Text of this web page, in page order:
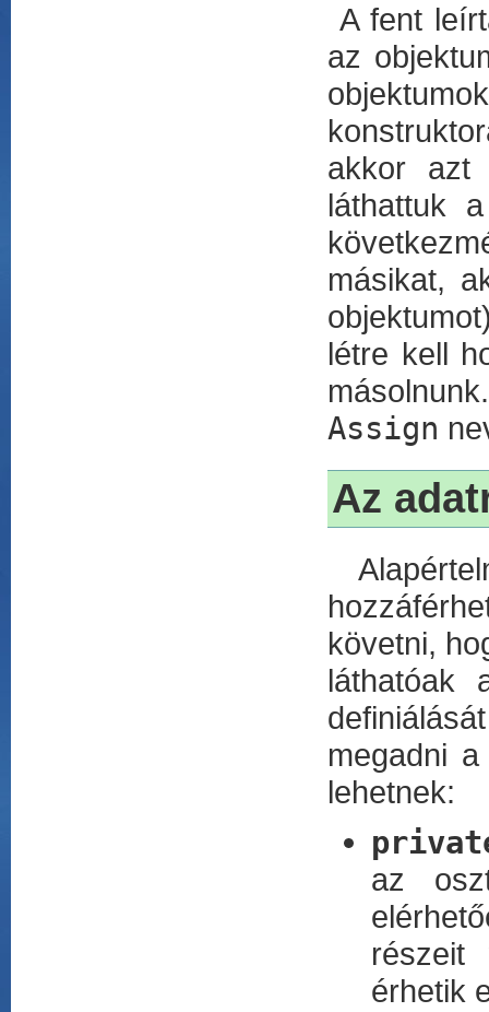
A fent
az
akkor azt
láthattuk
másikat,
létre kell
Assign
Az
követni,
láthatóak
megadni
lehetnek:
az
részeit
érhetik